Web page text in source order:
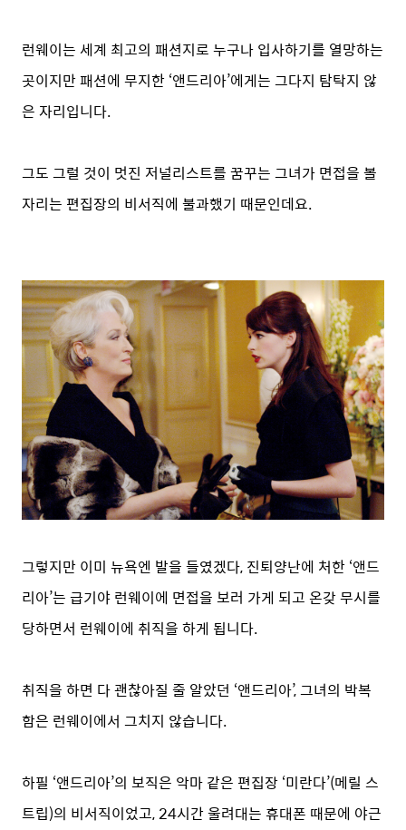
런웨이는 세계 최고의 패션지로 누구나 입사하기를 열망하는
곳이지만 패션에 무지한 ‘앤드리아’에게는 그다지 탐탁지 않
은 자리입니다.
그도 그럴 것이 멋진 저널리스트를 꿈꾸는 그녀가 면접을 볼
자리는 편집장의 비서직에 불과했기 때문인데요.
그렇지만 이미 뉴욕엔 발을 들였겠다, 진퇴양난에 처한 ‘앤드
리아’는 급기야 런웨이에 면접을 보러 가게 되고 온갖 무시를
당하면서 런웨이에 취직을 하게 됩니다.
취직을 하면 다 괜찮아질 줄 알았던 ‘앤드리아’, 그녀의 박복
함은 런웨이에서 그치지 않습니다.
하필 ‘앤드리아’의 보직은 악마 같은 편집장 ‘미란다’(메릴 스
트립)의 비서직이었고, 24시간 울려대는 휴대폰 때문에 야근